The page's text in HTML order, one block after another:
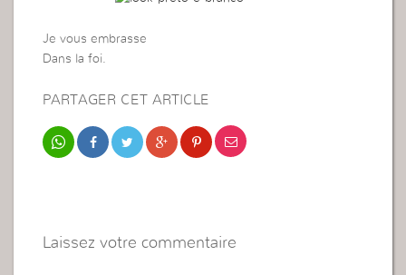
Je vous embrasse
Dans la foi.
PARTAGER CET ARTICLE
Laissez votre commentaire